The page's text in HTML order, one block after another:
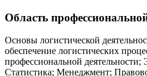
Область
Основы логистической
обеспечение логистических
профессиональной
Статистика; Менеджмент;